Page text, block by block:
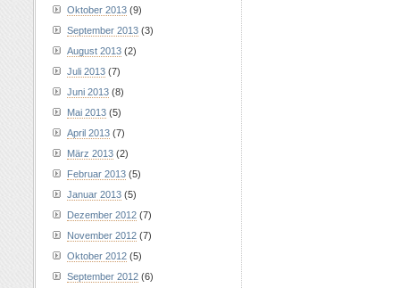
Oktober 2013 (9)
September 2013 (3)
August 2013 (2)
Juli 2013 (7)
Juni 2013 (8)
Mai 2013 (5)
April 2013 (7)
März 2013 (2)
Februar 2013 (5)
Januar 2013 (5)
Dezember 2012 (7)
November 2012 (7)
Oktober 2012 (5)
September 2012 (6)